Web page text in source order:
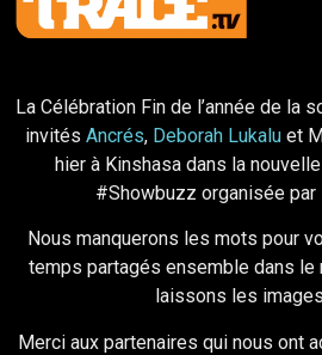
La Célébration Fin de l’année de la
invités Ancrés, Deborah Lukalu et
hier à Kinshasa dans la
#Showbuzz organisée par
Nous manquerons les mots pour
temps partagés ensemble dans le
laissons les
Merci aux partenaires qui nous ont